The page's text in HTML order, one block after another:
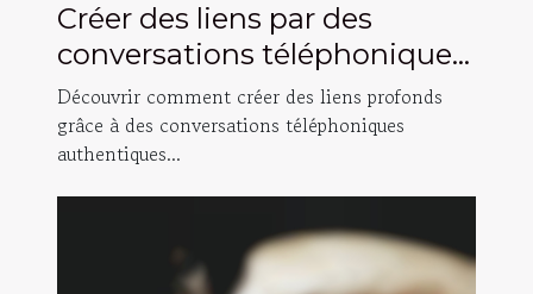
Créer des liens par des
conversations téléphoniques
authentiques ?
Découvrir comment créer des liens profonds
grâce à des conversations téléphoniques
authentiques...